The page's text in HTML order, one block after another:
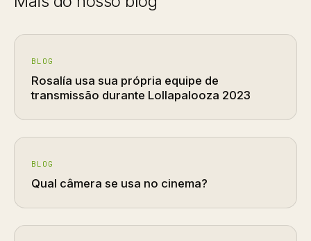
BLOG
Rosalía usa sua própria equipe de
transmissão durante Lollapalooza 2023
BLOG
Qual câmera se usa no cinema?